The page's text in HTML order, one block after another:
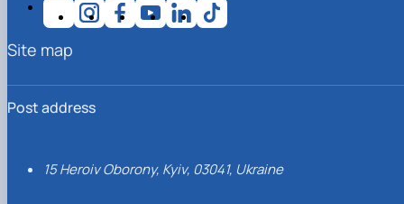
Post address
15 Heroiv Oborony, Kyiv, 03041, Ukraine
Site map